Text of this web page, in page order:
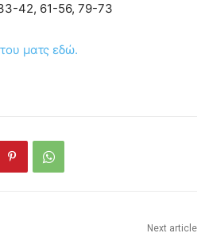
42, 61-56, 79-73
ματς εδώ.
Next article